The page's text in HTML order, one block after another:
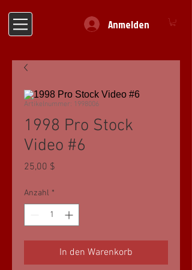
Anmelden
Artikelnummer: 1998006
1998 Pro Stock
Video #6
25,00 $
Anzahl *
In den Warenkorb